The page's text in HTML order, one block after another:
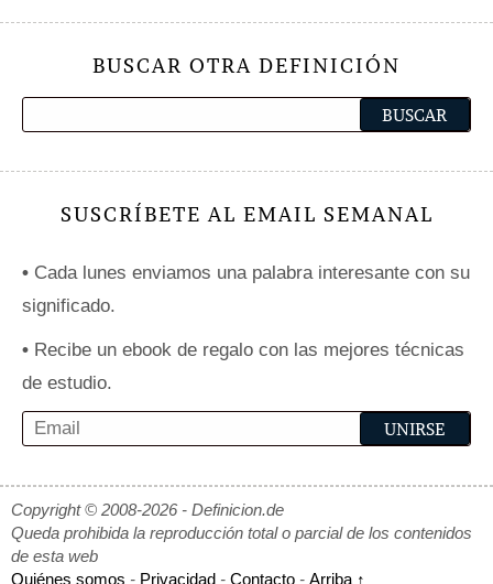
BUSCAR OTRA DEFINICIÓN
SUSCRÍBETE AL EMAIL SEMANAL
• Cada lunes enviamos una palabra interesante con su
significado.
• Recibe un ebook de regalo con las mejores técnicas
de estudio.
Copyright © 2008-2026 - Definicion.de
Queda prohibida la reproducción total o parcial de los contenidos
de esta web
Quiénes somos - Privacidad - Contacto - Arriba ↑